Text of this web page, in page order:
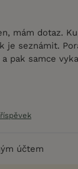
mám dotaz.
je seznámit.
pak samce
účtem